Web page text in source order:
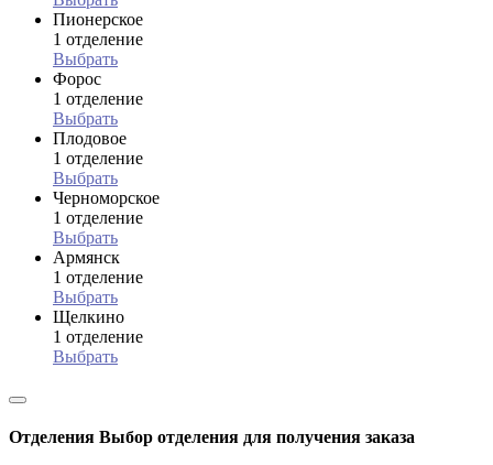
Пионерское
1 отделение
Выбрать
Форос
1 отделение
Выбрать
Плодовое
1 отделение
Выбрать
Черноморское
1 отделение
Выбрать
Армянск
1 отделение
Выбрать
Щелкино
1 отделение
Выбрать
Отделения Выбор отделения для получения заказа